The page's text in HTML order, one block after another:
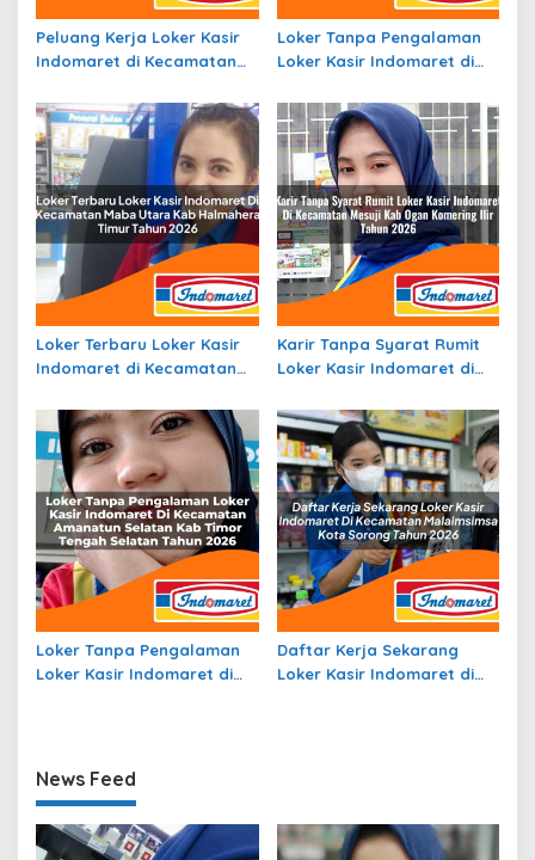
Peluang Kerja Loker Kasir
Indomaret di Kecamatan
Tahun 2026
Loker Tanpa Pengalaman
Loker Kasir Indomaret di
Kota Padang Tahun 2026
Loker Terbaru Loker Kasir
Indomaret di Kecamatan
Halmahera Timur Tahun
2026
Karir Tanpa Syarat Rumit
Loker Kasir Indomaret di
Ogan Komering Ilir Tahun
2026
Loker Tanpa Pengalaman
Loker Kasir Indomaret di
Daftar Kerja Sekarang
Loker Kasir Indomaret di
News Feed